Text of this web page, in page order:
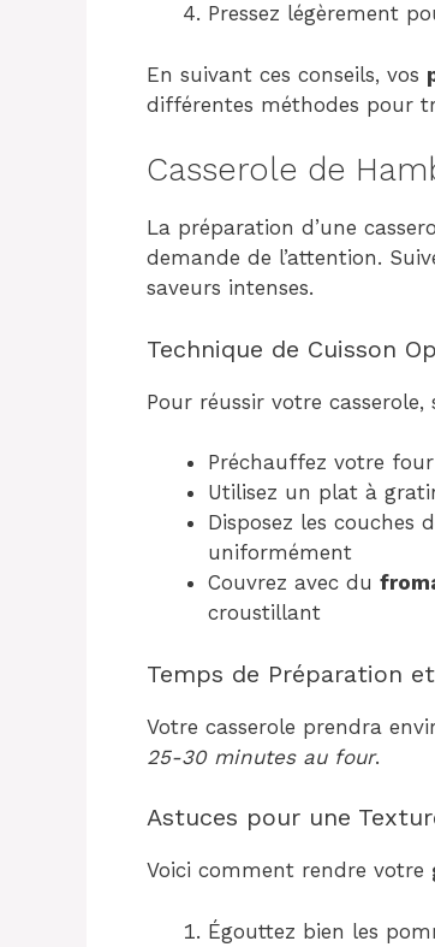
Pressez légèrement
En suivant ces conseils, vos
différentes méthodes pour
Casserole de
La préparation d’une
demande de l’attention.
saveurs intenses.
Technique de Cuisson
Pour réussir votre casserole,
Préchauffez votre four
Utilisez un plat à
Disposez les couches
uniformément
Couvrez avec du
croustillant
Temps de Préparation
Votre casserole prendra
25-30 minutes au four.
Astuces pour une
Voici comment rendre votre
Égouttez bien les